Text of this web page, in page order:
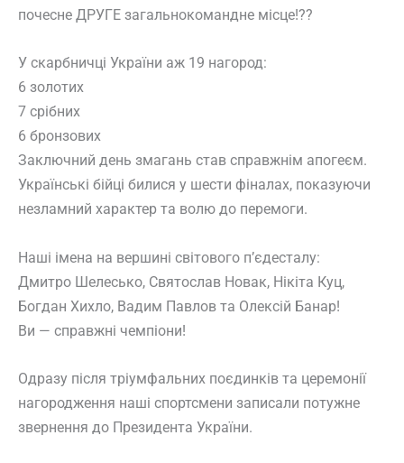
почесне ДРУГЕ загальнокомандне місце!??
У скарбничці України аж 19 нагород:
6 золотих
7 срібних
6 бронзових
Заключний день змагань став справжнім апогеєм.
Українські бійці билися у шести фіналах, показуючи
незламний характер та волю до перемоги.
Наші імена на вершині світового п’єдесталу:
Дмитро Шелесько, Святослав Новак, Нікіта Куц,
Богдан Хихло, Вадим Павлов та Олексій Банар!
Ви — справжні чемпіони!
Одразу після тріумфальних поєдинків та церемонії
нагородження наші спортсмени записали потужне
звернення до Президента України.